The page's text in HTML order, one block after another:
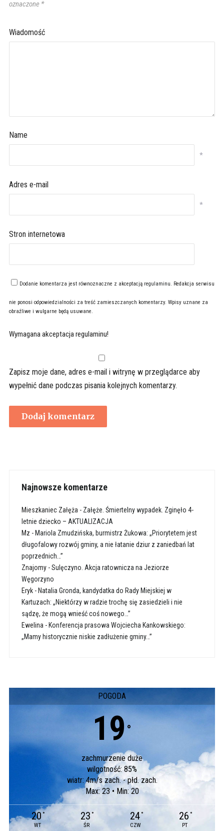
oznaczone *
Wiadomość
Name
*
Adres e-mail
*
Stron internetowa
Dodanie komentarza jest równoznaczne z akceptacją regulaminu. Redakcja serwisu
nie ponosi odpowiedzialności za treść zamieszczanych komentarzy. Wpisy uznane za
obraźliwe i wulgarne będą usuwane.
Wymagana akceptacja regulaminu!
Zapisz moje dane, adres e-mail i witrynę w przeglądarce aby
wypełnić dane podczas pisania kolejnych komentarzy.
Najnowsze komentarze
Mieszkaniec Załęża - Załęże. Śmiertelny wypadek. Zginęło 4-
letnie dziecko – AKTUALIZACJA
Mz - Mariola Zmudzińska, burmistrz Żukowa: „Priorytetem jest
długofalowy rozwój gminy, a nie łatanie dziur z zaniedbań lat
poprzednich…”
Znajomy-Sulęczyno. Akcja ratownicza na Jeziorze
Węgorzyno
Eryk- Natalia Gronda, kandydatka do Rady Miejskiej w
Kartuzach: „Niektórzy w radzie trochę się zasiedzieli i nie
sądzę, że mogą wnieść coś nowego…”
Ewelina - Konferencja prasowa Wojciecha Kankowskiego:
„Mamy historycznie niskie zadłużenie gminy…”
POGODA
19 °
zachmurzenie duże
wilgotność: 85%
wiatr: 4m/s zach. - płd. zach.
Max: 23 • Min: 20
20 °
WT
23 °
ŚR
24 °
CZW
26 °
PT